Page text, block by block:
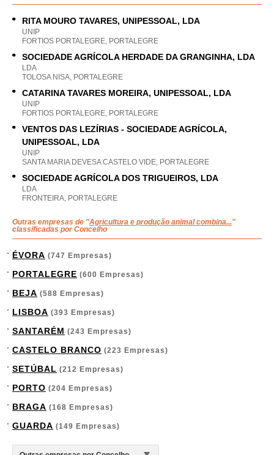
RITA MOURO TAVARES, UNIPESSOAL, LDA
UNIP
FORTIOS PORTALEGRE, PORTALEGRE
SOCIEDADE AGRÍCOLA HERDADE DA GRANGINHA, LDA
LDA
TOLOSA NISA, PORTALEGRE
CATARINA TAVARES MOREIRA, UNIPESSOAL, LDA
UNIP
FORTIOS PORTALEGRE, PORTALEGRE
VENTOS DAS LEZÍRIAS - SOCIEDADE AGRÍCOLA,
UNIPESSOAL, LDA
UNIP
SANTA MARIA DEVESA CASTELO VIDE, PORTALEGRE
SOCIEDADE AGRÍCOLA DOS TRIGUEIROS, LDA
LDA
FRONTEIRA, PORTALEGRE
Outras empresas de "Agricultura e produção animal combina..."
classificadas por Concelho
ÉVORA (747 Empresas)
PORTALEGRE (600 Empresas)
BEJA (588 Empresas)
LISBOA (393 Empresas)
SANTARÉM (243 Empresas)
CASTELO BRANCO (223 Empresas)
SETÚBAL (212 Empresas)
PORTO (204 Empresas)
BRAGA (168 Empresas)
GUARDA (149 Empresas)